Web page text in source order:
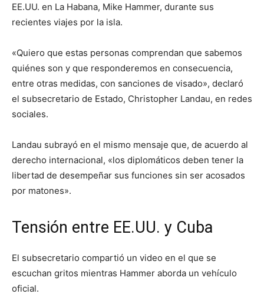
EE.UU. en La Habana, Mike Hammer, durante sus
recientes viajes por la isla.
«Quiero que estas personas comprendan que sabemos
quiénes son y que responderemos en consecuencia,
entre otras medidas, con sanciones de visado», declaró
el subsecretario de Estado, Christopher Landau, en redes
sociales.
Landau subrayó en el mismo mensaje que, de acuerdo al
derecho internacional, «los diplomáticos deben tener la
libertad de desempeñar sus funciones sin ser acosados ​​
por matones».
Tensión entre EE.UU. y Cuba
El subsecretario compartió un video en el que se
escuchan gritos mientras Hammer aborda un vehículo
oficial.